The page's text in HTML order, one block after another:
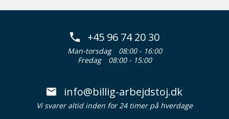
+45 96 74 20 30
Man-torsdag
08:00 - 16:00
Fredag
08:00 - 15:00
info@billig-arbejdstoj.dk
Vi svarer altid inden for 24 timer på hverdage